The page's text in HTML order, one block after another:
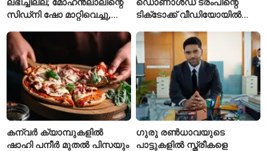
സിഡ്‌നി ഷോ മാറ്റിവെച്ചു,
ചോദിച്ച് താരം
ടിക്‌ടോക്ക് വീഡിയോയിൽ
‘August’ നീക്കം ചെയ്തു
കന്വർ ക്യാമ്പുകളിൽ
ഷാഹി പനീർ മുതൽ പിസയും
ഗുരു രൺധാവയുടെ
പാട്ടുകളിൽ സ്ത്രീകളെ